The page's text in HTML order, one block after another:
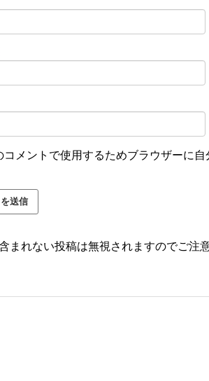
コメントで使用するためブラウザーに
まれない投稿は無視されますのでご注